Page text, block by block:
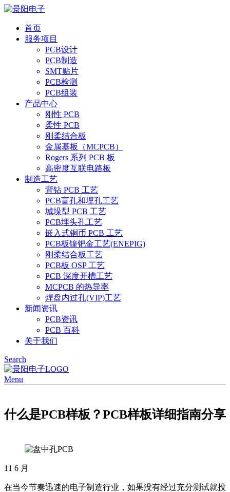
首页
服务项目
PCB设计
PCB制造
SMT贴片
PCB检测
PCB组装
产品中心
刚性 PCB
柔性 PCB
刚柔结合板
金属基板（MCPCB）
Rogers 系列 PCB 板
高密度互联电路板
制造工艺
背钻 PCB 工艺
PCB盲孔和埋孔工艺
城垛型 PCB 工艺
PCB埋头孔工艺
嵌入式铜币 PCB 工艺
PCB板镍钯金工艺(ENEPIG)
刚柔结合板工艺
PCB板 OSP 工艺
PCB 深度开槽工艺
MCPCB 的热导率
焊盘内过孔(VIP)工艺
新闻资讯
PCB资讯
PCB 百科
关于我们
Search
Menu
什么是PCB样板？PCB样板详细指南分享
11 6 月
在当今节奏迅速的电子制造行业，如果没有经过充分测试就投